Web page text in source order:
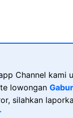
Channel kami
lowongan
silahkan